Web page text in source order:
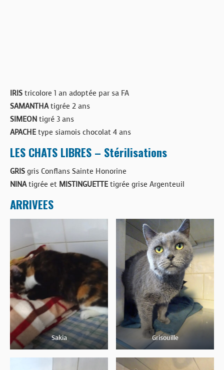
IRIS tricolore 1 an adoptée par sa FA
SAMANTHAtigrée 2 ans
SIMEON tigré 3 ans
APACHE type siamois chocolat 4 ans
LES CHATS LIBRES – Stérilisations
GRIS gris Conflans Sainte Honorine
NINAtigrée et MISTINGUETTE tigrée grise Argenteuil
ARRIVEES
Sakia Grisouille